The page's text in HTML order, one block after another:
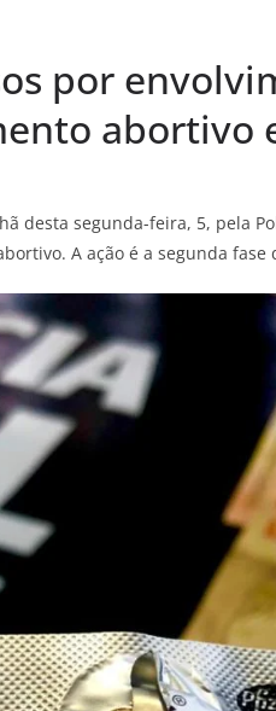
por
abortivo
desta segunda-feira, 5, pela
A ação é a segunda fase